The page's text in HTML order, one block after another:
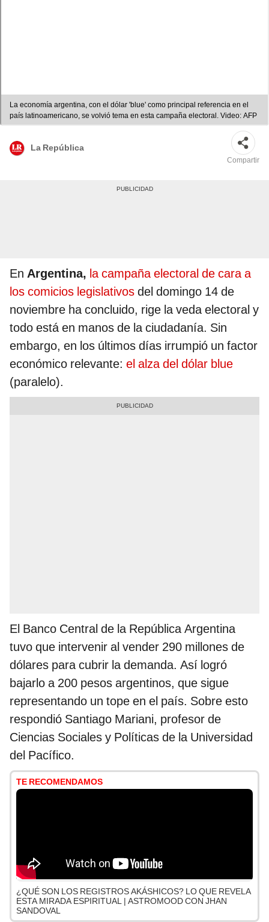
La economía argentina, con el dólar 'blue' como principal referencia en el
país latinoamericano, se volvió tema en esta campaña electoral. Video: AFP
La República
Compartir
En Argentina, la campaña electoral de cara a
los comicios legislativos del domingo 14 de
noviembre ha concluido, rige la veda electoral y
todo está en manos de la ciudadanía. Sin
embargo, en los últimos días irrumpió un factor
económico relevante: el alza del dólar blue
(paralelo).
El Banco Central de la República Argentina
tuvo que intervenir al vender 290 millones de
dólares para cubrir la demanda. Así logró
bajarlo a 200 pesos argentinos, que sigue
representando un tope en el país. Sobre esto
respondió Santiago Mariani, profesor de
Ciencias Sociales y Políticas de la Universidad
del Pacífico.
TE RECOMENDAMOS
¿QUÉ SON LOS REGISTROS AKÁSHICOS? LO QUE REVELA
ESTA MIRADA ESPIRITUAL | ASTROMOOD CON JHAN
SANDOVAL